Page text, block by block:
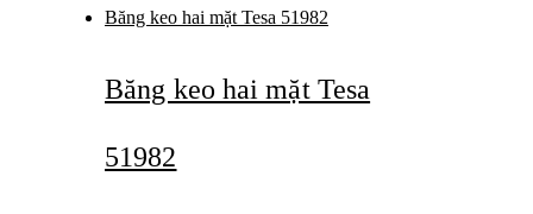
Băng keo hai mặt Tesa
51982